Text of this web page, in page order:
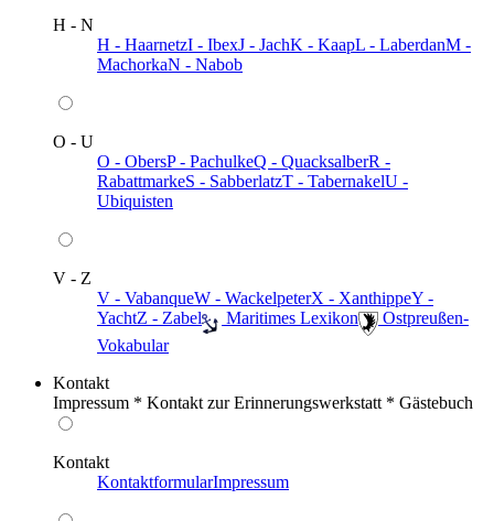
H - N
H - HaarnetzI - IbexJ - JachK - KaapL - LaberdanM -
MachorkaN - Nabob
O - U
O - ObersP - PachulkeQ - QuacksalberR -
RabattmarkeS - SabberlatzT - TabernakelU -
Ubiquisten
V - Z
V - VabanqueW - WackelpeterX - XanthippeY -
YachtZ - Zabel ️ Maritimes Lexikon
️ Ostpreußen-
Vokabular
Kontakt
Impressum * Kontakt zur Erinnerungswerkstatt * Gästebuch
Kontakt
KontaktformularImpressum